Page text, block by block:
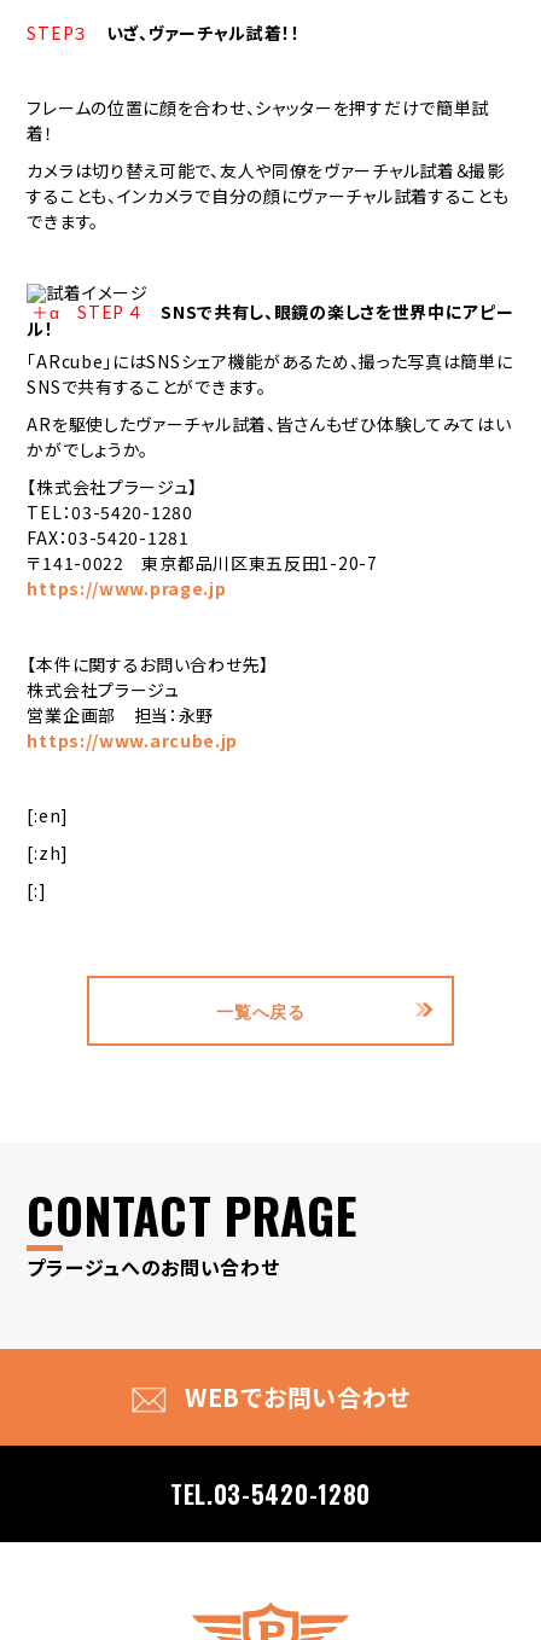
STEP３ いざ、ヴァーチャル試着！！
フレームの位置に顔を合わせ、シャッターを押すだけで簡単試
着！
カメラは切り替え可能で、友人や同僚をヴァーチャル試着＆撮影
することも、インカメラで自分の顔にヴァーチャル試着することも
できます。
＋α STEP ４ SNSで共有し、眼鏡の楽しさを世界中にアピー
ル！
「ARcube」にはSNSシェア機能があるため、撮った写真は簡単に
SNSで共有することができます。
ARを駆使したヴァーチャル試着、皆さんもぜひ体験してみてはい
かがでしょうか。
【株式会社プラージュ】
TEL：03-5420-1280
FAX：03-5420-1281
〒141-0022 東京都品川区東五反田1-20-7
https://www.prage.jp
【本件に関するお問い合わせ先】
株式会社プラージュ
営業企画部 担当：永野
https://www.arcube.jp
[:en]
[:zh]
[:]
一覧へ戻る
CONTACT PRAGE
プラージュへのお問い合わせ
WEBでお問い合わせ
TEL.03-5420-1280